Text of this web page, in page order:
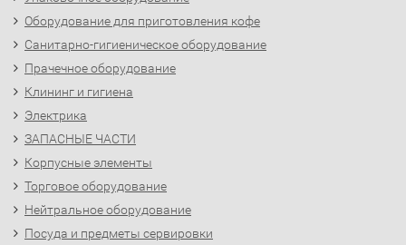
Оборудование для приготовления кофе
Санитарно-гигиеническое оборудование
Прачечное оборудование
Клининг и гигиена
Электрика
ЗАПАСНЫЕ ЧАСТИ
Корпусные элементы
Торговое оборудование
Нейтральное оборудование
Посуда и предметы сервировки